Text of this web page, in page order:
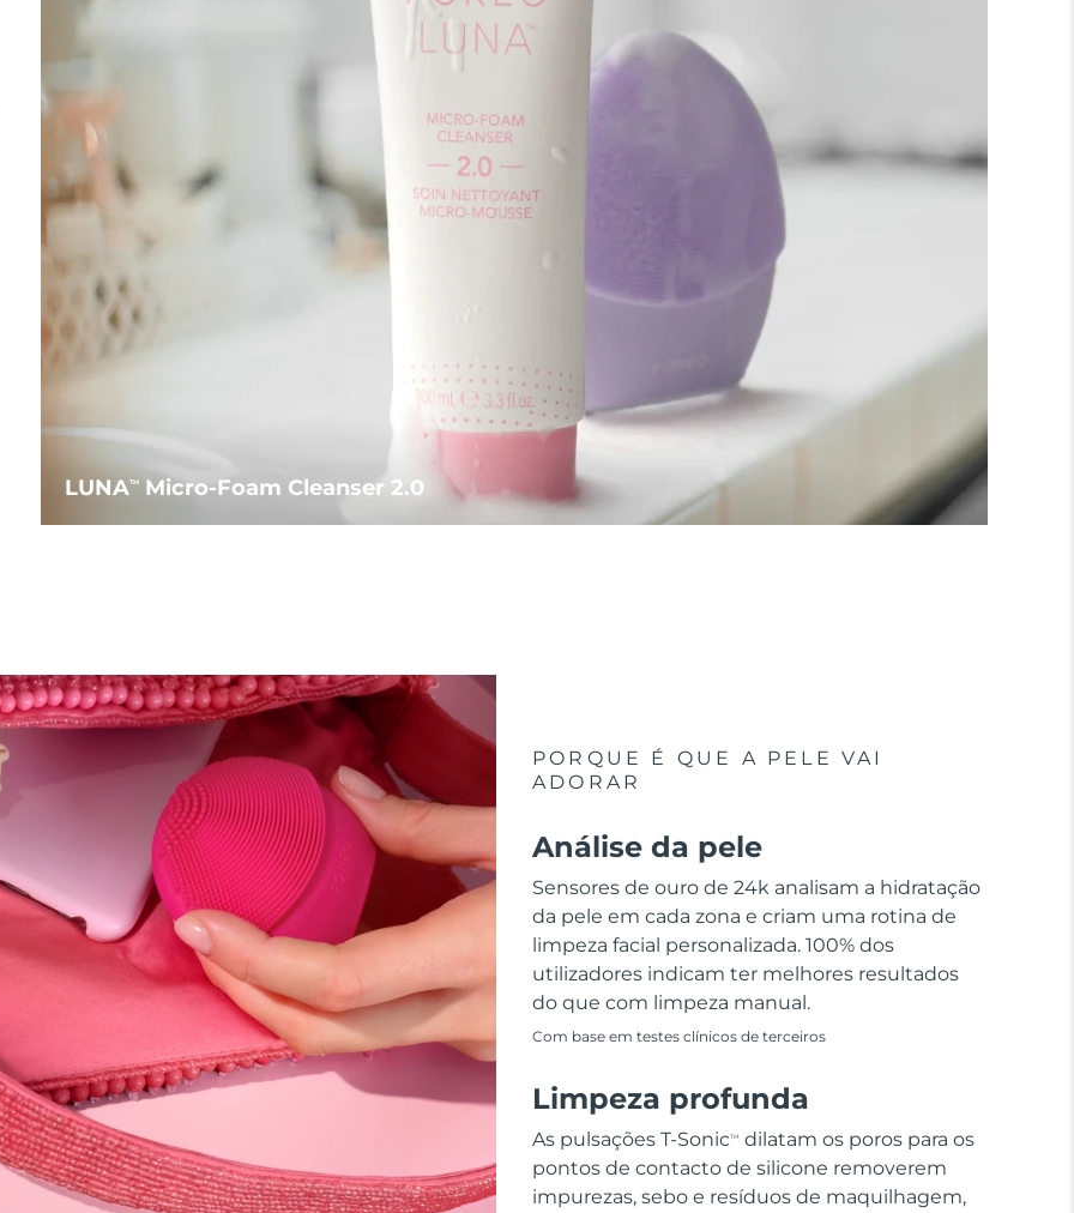
LUNATMMicro-Foam Cleanser 2.0
PORQUE É QUE A PELE VAI
ADORAR
Análise da pele
Sensores de ouro de 24k analisam a hidratação
da pele em cada zona e criam uma rotina de
limpeza facial personalizada. 100% dos
utilizadores indicam ter melhores resultados
do que com limpeza manual.
Com base em testes clínicos de terceiros
Limpeza profunda
As pulsações T-SonicTM
dilatam os poros para os
pontos de contacto de silicone removerem
impurezas, sebo e resíduos de maquilhagem,